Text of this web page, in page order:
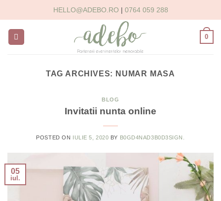
to
content
HELLO@ADEBO.RO | 0764 059 288
0
TAG ARCHIVES: NUMAR MASA
BLOG
Invitatii nunta online
POSTED ON IULIE 5, 2020 BY B0GD4NAD3B0D3SIGN.
05
iul.